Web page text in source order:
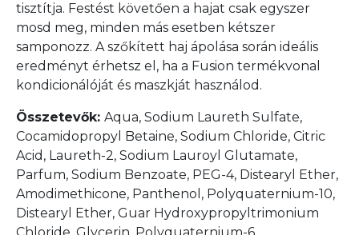
tisztítja. Festést követően a hajat csak egyszer
mosd meg, minden más esetben kétszer
samponozz. A szőkített haj ápolása során ideális
eredményt érhetsz el, ha a Fusion termékvonal
kondicionálóját és maszkját használod.
Összetevők: Aqua, Sodium Laureth Sulfate,
Cocamidopropyl Betaine, Sodium Chloride, Citric
Acid, Laureth-2, Sodium Lauroyl Glutamate,
Parfum, Sodium Benzoate, PEG-4, Distearyl Ether,
Amodimethicone, Panthenol, Polyquaternium-10,
Distearyl Ether, Guar Hydroxypropyltrimonium